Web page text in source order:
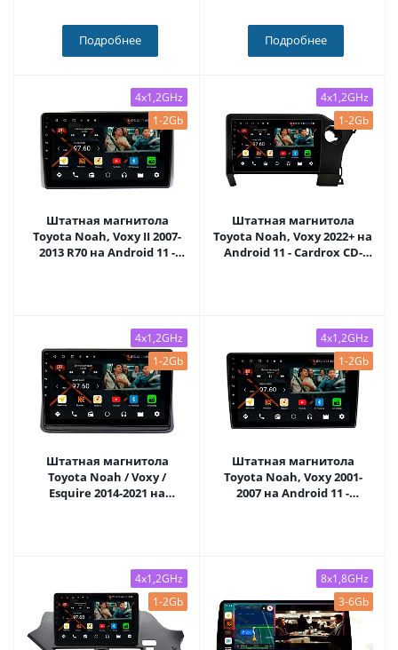
Подробнее Подробнее
4x1,2GHz
1-2Gb
Штатная магнитола
Toyota Noah, Voxy II 2007-
2013 R70 на Android 11 -
4x1,2GHz
1-2Gb
Штатная магнитола
Toyota Noah, Voxy 2022+ на
Android 11 - Cardrox CD-
4x1,2GHz
1-2Gb
Штатная магнитола
Toyota Noah / Voxy /
Esquire 2014-2021 на
4x1,2GHz
1-2Gb
Штатная магнитола
Toyota Noah, Voxy 2001-
2007 на Android 11 -
4x1,2GHz
1-2Gb
8x1,8GHz
3-6Gb